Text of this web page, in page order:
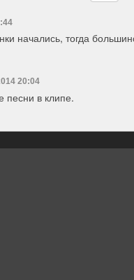
начались, тогда
20:04
песни в клипе.